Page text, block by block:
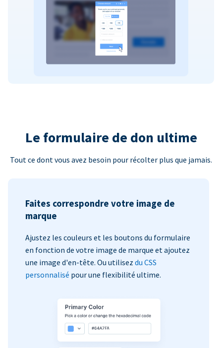
Le formulaire de don ultime
Tout ce dont vous avez besoin pour récolter plus que jamais.
Faites correspondre votre image de
marque
Ajustez les couleurs et les boutons du formulaire
en fonction de votre image de marque et ajoutez
une image d'en-tête. Ou utilisez du CSS
personnalisé pour une flexibilité ultime.